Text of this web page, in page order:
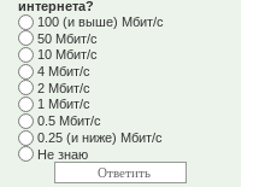
интернета?
100 (и выше) Мбит/с
50 Мбит/с
10 Мбит/с
4 Мбит/с
2 Мбит/с
1 Мбит/с
0.5 Мбит/с
0.25 (и ниже) Мбит/с
Не знаю